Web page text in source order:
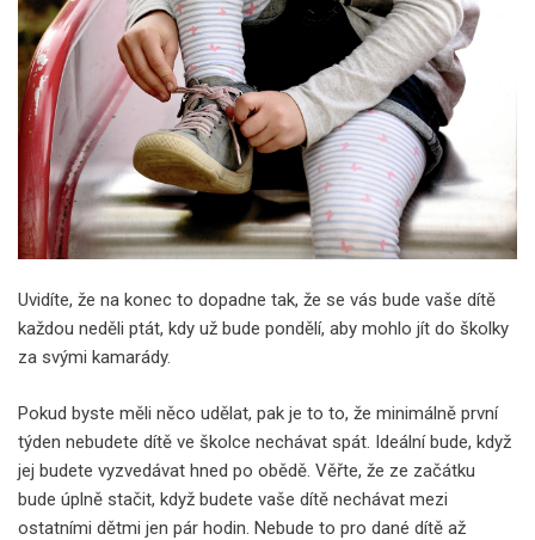
Uvidíte, že na konec to dopadne tak, že se vás bude vaše dítě
každou neděli ptát, kdy už bude pondělí, aby mohlo jít do školky
za svými kamarády.
Pokud byste měli něco udělat, pak je to to, že minimálně první
týden nebudete dítě ve školce nechávat spát. Ideální bude, když
jej budete vyzvedávat hned po obědě. Věřte, že ze začátku
bude úplně stačit, když budete vaše dítě nechávat mezi
ostatními dětmi jen pár hodin. Nebude to pro dané dítě až